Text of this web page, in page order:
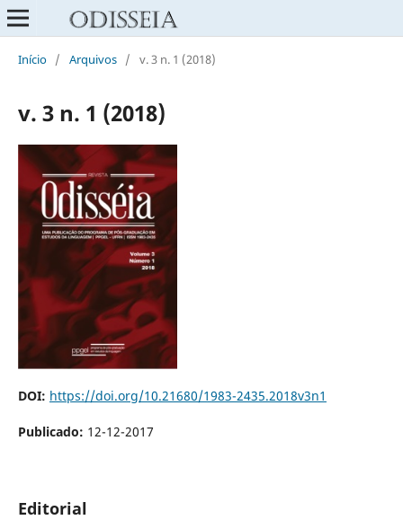
Início / Arquivos / v. 3 n. 1 (2018)
v. 3 n. 1 (2018)
DOI: https://doi.org/10.21680/1983-2435.2018v3n1
Publicado: 12-12-2017
Editorial